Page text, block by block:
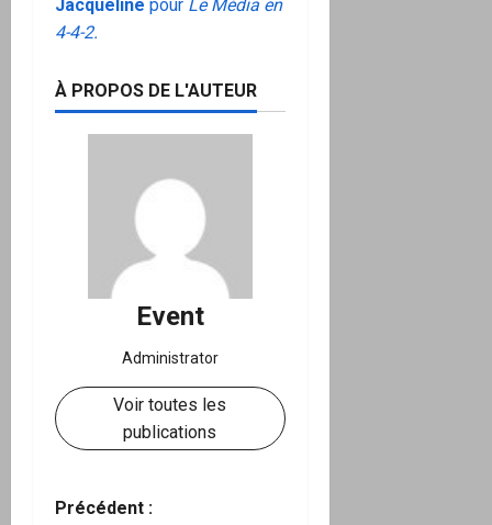
Jacqueline pour Le Média en
4-4-2.
À PROPOS DE L'AUTEUR
Event
Administrator
Voir toutes les
publications
N
Précédent :